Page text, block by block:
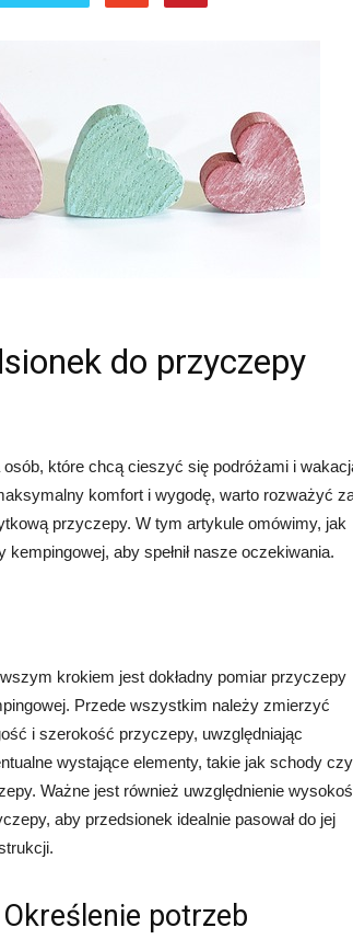
do przyczepy
które chcą cieszyć się podróżami i
komfort i wygodę, warto rozważyć
przyczepy. W tym artykule omówimy, jak
aby spełnił nasze oczekiwania.
krokiem jest dokładny pomiar przyczepy
Przede wszystkim należy zmierzyć
i szerokość przyczepy, uwzględniając
wystające elementy, takie jak schody czy
Ważne jest również uwzględnienie
aby przedsionek idealnie pasował do jej
potrzeb